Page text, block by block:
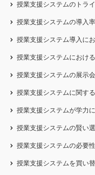
授業支援システムのトラ
授業支援システムの導入
授業支援システム導入に
授業支援システムにおけ
授業支援システムの展示会
授業支援システムに関す
授業支援システムが学力
授業支援システムの賢い
授業支援システムの必要
授業支援システムを買い